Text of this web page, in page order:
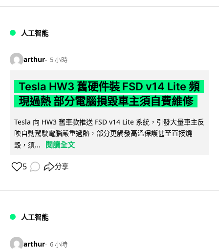
人工智能
arthur 5 小時
Tesla HW3 舊硬件裝 FSD v14 Lite 頻
現過熱 部分電腦損毀車主須自費維修
Tesla 向 HW3 舊車款推送 FSD v14 Lite 系統，引發大量車主反
映自動駕駛電腦嚴重過熱，部分更觸發高溫保護甚至直接燒
毀，須...
閱讀全文
5 分享
人工智能
arthur 6 小時